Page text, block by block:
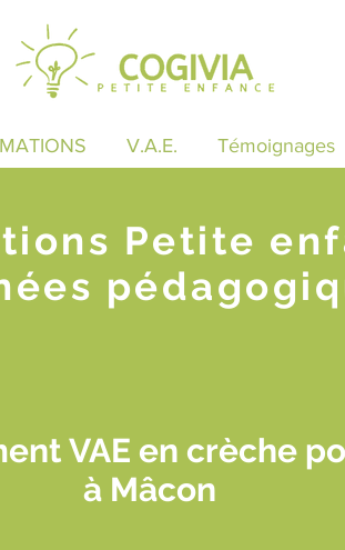
V.A.E. Témoignages
Petite
VAE en crèche
à Mâcon